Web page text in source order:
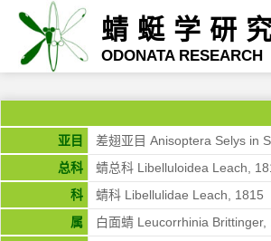
蜻蜓学研
ODONATA RESEARCH
亚目
差翅亚目 Anisoptera Selys in
总科
蜻总科 Libelluloidea Leach,
科
蜻科 Libellulidae Leach, 1815
属
白面蜻 Leucorrhinia Brittinger,